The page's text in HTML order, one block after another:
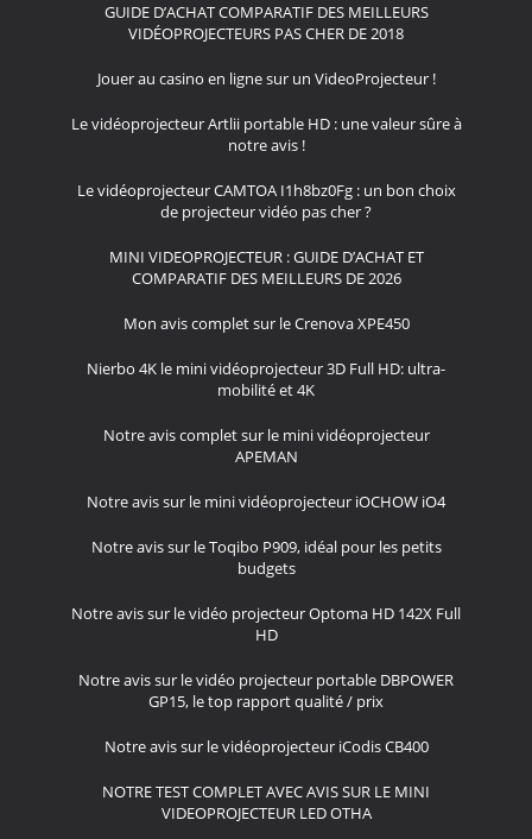
GUIDE D’ACHAT COMPARATIF DES MEILLEURS
VIDÉOPROJECTEURS PAS CHER DE 2018
Jouer au casino en ligne sur un VideoProjecteur !
Le vidéoprojecteur Artlii portable HD : une valeur sûre à
notre avis !
Le vidéoprojecteur CAMTOA I1h8bz0Fg : un bon choix
de projecteur vidéo pas cher ?
MINI VIDEOPROJECTEUR : GUIDE D’ACHAT ET
COMPARATIF DES MEILLEURS DE 2026
Mon avis complet sur le Crenova XPE450
Nierbo 4K le mini vidéoprojecteur 3D Full HD: ultra-
mobilité et 4K
Notre avis complet sur le mini vidéoprojecteur
APEMAN
Notre avis sur le mini vidéoprojecteur iOCHOW iO4
Notre avis sur le Toqibo P909, idéal pour les petits
budgets
Notre avis sur le vidéo projecteur Optoma HD 142X Full
HD
Notre avis sur le vidéo projecteur portable DBPOWER
GP15, le top rapport qualité / prix
Notre avis sur le vidéoprojecteur iCodis CB400
NOTRE TEST COMPLET AVEC AVIS SUR LE MINI
VIDEOPROJECTEUR LED OTHA